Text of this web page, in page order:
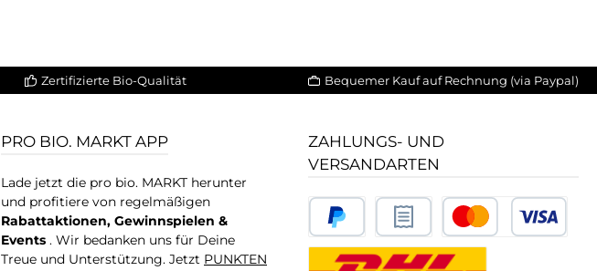
Zertifizierte Bio-Qualität Bequemer Kauf auf Rechnung (via Paypal)
PRO BIO. MARKT APP
Lade jetzt die pro bio. MARKT herunter
und profitiere von regelmäßigen
Rabattaktionen, Gewinnspielen &
Events . Wir bedanken uns für Deine
Treue und Unterstützung. Jetzt PUNKTEN
ZAHLUNGS- UND
VERSANDARTEN